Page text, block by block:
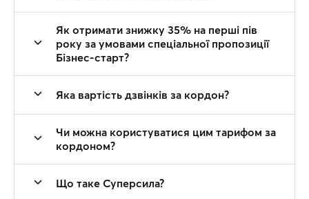
Як отримати знижку 35% на перші пів
року за умовами спеціальної пропозиції
Бізнес-старт?
Яка вартість дзвінків за кордон?
Чи можна користуватися цим тарифом за
кордоном?
Що таке Суперсила?